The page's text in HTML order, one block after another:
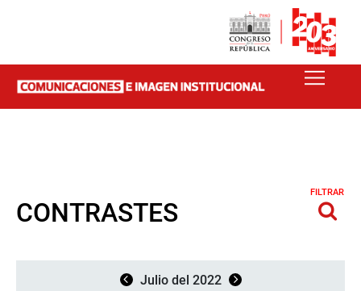
CONTRASTES
FILTRAR
Julio del 2022